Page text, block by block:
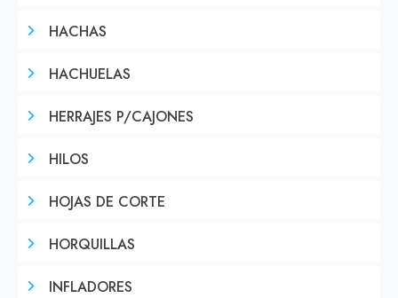
HACHAS
HACHUELAS
HERRAJES P/CAJONES
HILOS
HOJAS DE CORTE
HORQUILLAS
INFLADORES